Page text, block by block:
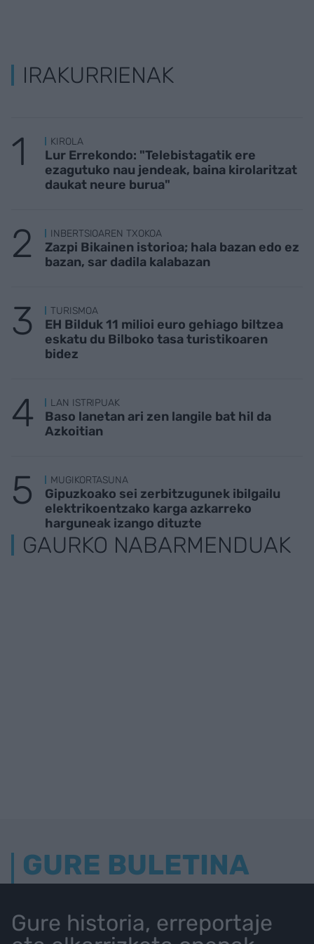
IRAKURRIENAK
KIROLA
Lur Errekondo: "Telebistagatik ere
ezagutuko nau jendeak, baina kirolaritzat
daukat neure burua"
INBERTSIOAREN TXOKOA
Zazpi Bikainen istorioa; hala bazan edo ez
bazan, sar dadila kalabazan
TURISMOA
EH Bilduk 11 milioi euro gehiago biltzea
eskatu du Bilboko tasa turistikoaren
bidez
LAN ISTRIPUAK
Baso lanetan ari zen langile bat hil da
Azkoitian
MUGIKORTASUNA
Gipuzkoako sei zerbitzugunek ibilgailu
elektrikoentzako karga azkarreko
harguneak izango dituzte
GAURKO NABARMENDUAK
GURE BULETINA
Gure historia, erreportaje